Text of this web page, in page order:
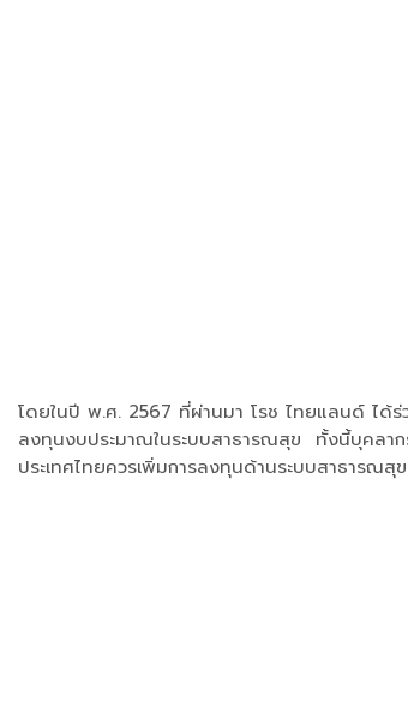
โดยในปี พ.ศ. 2567 ที่ผ่านมา โรช ไทยแลนด์ ได้ร่
ลงทุนงบประมาณในระบบสาธารณสุข ทั้งนี้บุคลาก
ประเทศไทยควรเพิ่มการลงทุนด้านระบบสาธารณ